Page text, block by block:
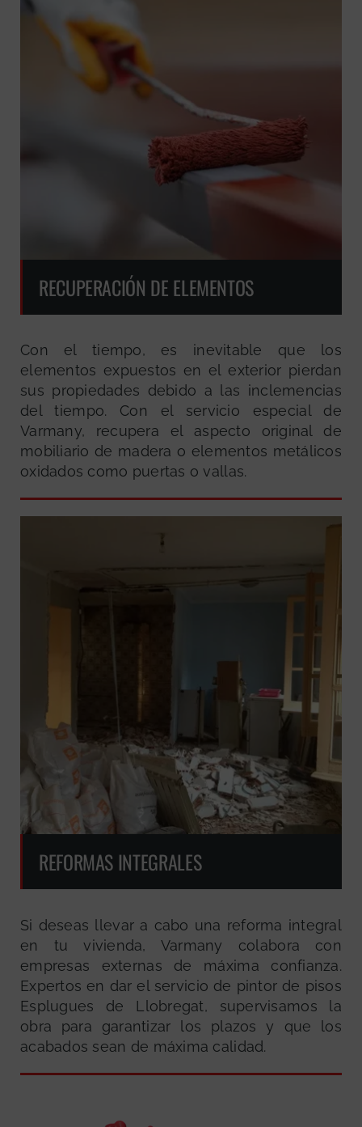
RECUPERACIÓN DE ELEMENTOS
Con el tiempo, es inevitable que los
elementos expuestos en el exterior pierdan
sus propiedades debido a las inclemencias
del tiempo. Con el servicio especial de
Varmany, recupera el aspecto original de
mobiliario de madera o elementos metálicos
oxidados como puertas o vallas.
REFORMAS INTEGRALES
Si deseas llevar a cabo una reforma integral
en tu vivienda, Varmany colabora con
empresas externas de máxima confianza.
Expertos en dar el servicio de pintor de pisos
Esplugues de Llobregat, supervisamos la
obra para garantizar los plazos y que los
acabados sean de máxima calidad.